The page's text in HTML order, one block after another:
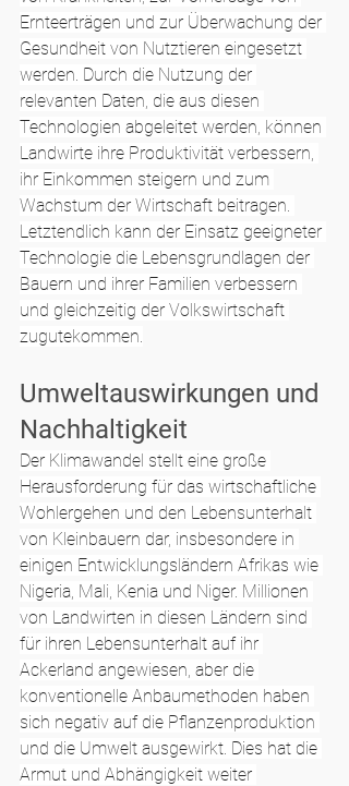
Ernteerträgen und zur Überwachung der
Gesundheit von Nutztieren eingesetzt
werden. Durch die Nutzung der
relevanten Daten, die aus diesen
Technologien abgeleitet werden, können
Landwirte ihre Produktivität verbessern,
ihr Einkommen steigern und zum
Wachstum der Wirtschaft beitragen.
Letztendlich kann der Einsatz geeigneter
Technologie die Lebensgrundlagen der
Bauern und ihrer Familien verbessern
und gleichzeitig der Volkswirtschaft
zugutekommen.
Umweltauswirkungen und
Nachhaltigkeit
Der Klimawandel stellt eine große
Herausforderung für das wirtschaftliche
Wohlergehen und den Lebensunterhalt
von Kleinbauern dar, insbesondere in
einigen Entwicklungsländern Afrikas wie
Nigeria, Mali, Kenia und Niger. Millionen
von Landwirten in diesen Ländern sind
für ihren Lebensunterhalt auf ihr
Ackerland angewiesen, aber die
konventionelle Anbaumethoden haben
sich negativ auf die Pflanzenproduktion
und die Umwelt ausgewirkt. Dies hat die
Armut und Abhängigkeit weiter